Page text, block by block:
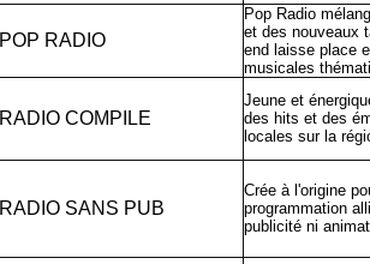
POP RADIO
Pop Radio
et des nouveaux
end laisse place
musicales
RADIO COMPILE
Jeune et
des hits et des
locales sur la
RADIO SANS PUB
Crée à l'origine
programmation
publicité ni